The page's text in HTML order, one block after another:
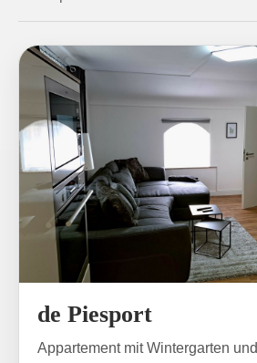
de Piesport
Appartement mit Wintergarten und